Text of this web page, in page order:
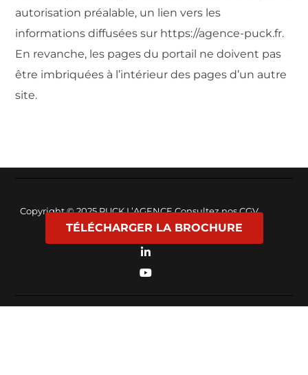
autorisation préalable, un lien vers les
informations diffusées sur https://agence-puck.fr.
En revanche, les pages du portail ne doivent pas
être imbriquées à l’intérieur des pages d’un autre
site.
Copyright © 2025PUCK L’AGENCEConsultez nosCGV
TÉLÉCHARGER LA BROCHURE